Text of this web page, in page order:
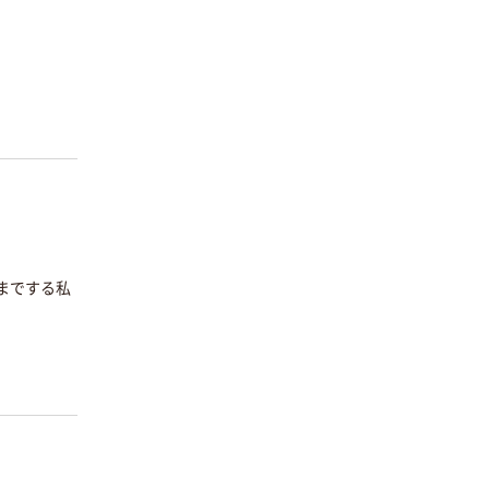
でする私